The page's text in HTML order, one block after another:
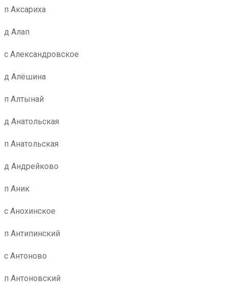
п Аксариха
д Алап
с Александровское
д Алёшина
п Алтынай
д Анатольская
п Анатольская
д Андрейково
п Аник
с Анохинское
п Антипинский
с Антоново
п Антоновский